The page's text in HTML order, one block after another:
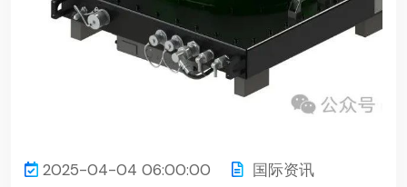
2025-04-04 06:00:00
国际资讯